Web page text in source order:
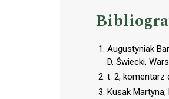
Augustyniak
D. Świecki,
t. 2, komentarz
Kusak